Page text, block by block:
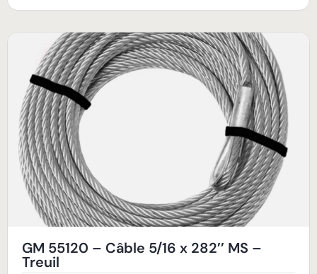
GM 55120 – Câble 5/16 x 282’’ MS –
Treuil